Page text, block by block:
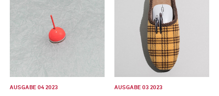
AUSGABE 04 2023 AUSGABE 03 2023